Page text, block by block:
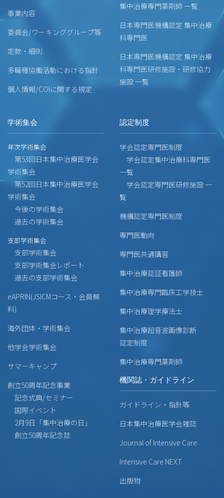
事業内容
委員会/ワーキンググループ等
定款・細則
多職種協働活動における指針
個人情報/COIに関する規定
集中治療専門薬剤師 一覧
日本専門医機構認定 集中治療
科専門医
日本専門医機構認定 集中治療
科専門医研修施設・研修協力
施設 一覧
学術集会
年次学術集会
第53回日本集中治療医学会
学術集会
第52回日本集中治療医学会
学術集会
今後の学術集会
過去の学術集会
支部学術集会
支部学術集会
支部学術集会レポート
過去の支部学術集会
eAPRIN(JSICMコース・会員無
料)
海外団体・学術集会
他学会学術集会
サマーキャンプ
創立50周年記念事業
記念式典/セミナー
国際イベント
2月9日「集中治療の日」
創立50周年記念誌
認定制度
学会認定専門医制度
学会認定集中治療科専門医
一覧
学会認定専門医研修施設 一
覧
機構認定専門医制度
専門医動向
専門医共通講習
集中治療認証看護師
集中治療専門臨床工学技士
集中治療理学療法士
集中治療超音波画像診断
認定制度
集中治療専門薬剤師
機関誌・ガイドライン
ガイドライン・指針等
日本集中治療医学会雑誌
Journal of Intensive Care
Intensive Care NEXT
出版物